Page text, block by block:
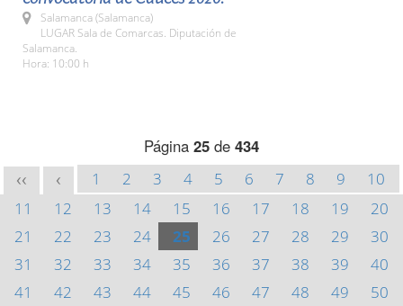
Salamanca (Salamanca)
LUGAR Sala de Comarcas. Diputación de
Salamanca.
Hora: 10:00 h
Página 25 de 434
<< < 1 2 3 4 5 6 7 8 9
10
11
12 13 14 15 16 17 18 19
20
21
22 23 24 25 26 27 28 29
30
31
32 33 34 35 36 37 38 39
40
41
42 43 44 45 46 47 48 49
50